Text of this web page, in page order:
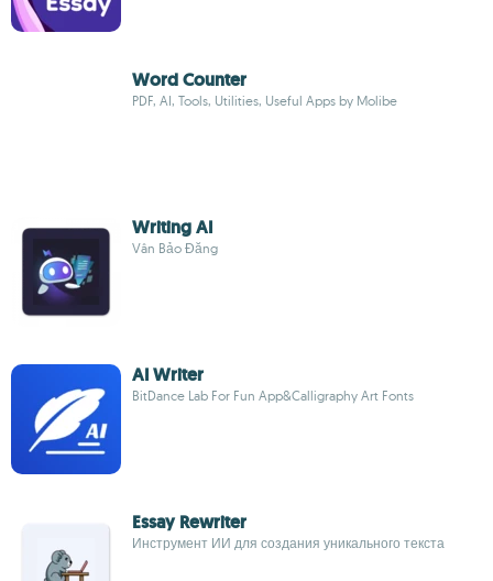
Word Counter
PDF, AI, Tools, Utilities, Useful Apps by Molibe
Writing AI
Vân Bảo Đăng
AI Writer
BitDance Lab For Fun App&Calligraphy Art Fonts
Essay Rewriter
Инструмент ИИ для создания уникального текста